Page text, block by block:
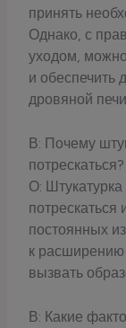
принять
Однако, с
уходом,
и обеспечить
дровяной
В: Почему
потрескаться?
О:
потрескаться
постоянных
к
вызвать
В: Какие